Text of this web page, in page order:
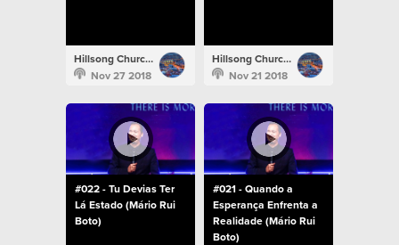
Hillsong Church Portugal
Nov 27 2018
Hillsong Church Portugal
Nov 21 2018
#022 - Tu Devias Ter
Lá Estado (Mário Rui
Boto)
#021 - Quando a
Esperança Enfrenta a
Realidade (Mário Rui
Boto)